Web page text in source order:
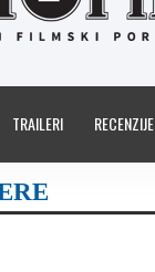
TRAILERI RECENZIJE